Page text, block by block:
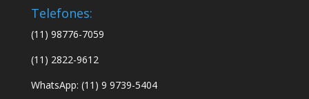
Telefones:
(11) 98776-7059
(11) 2822-9612
WhatsApp: (11) 9 9739-5404